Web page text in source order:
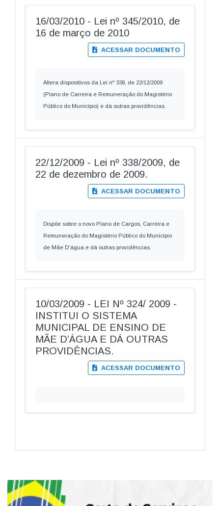
16/03/2010 - Lei nº 345/2010, de
16 de março de 2010
ACESSAR DOCUMENTO
Altera dispositivos da Lei nº 338, de 22/12/2009
(Plano de Carreira e Remuneração do Magistério
Público do Município) e dá outras providências.
22/12/2009 - Lei nº 338/2009, de
22 de dezembro de 2009.
ACESSAR DOCUMENTO
Dispõe sobre o novo Plano de Cargos, Carreira e
Remuneração do Magistério Público do Município
de Mãe D’água e dá outras providências.
10/03/2009 - LEI Nº 324/ 2009 -
INSTITUI O SISTEMA
MUNICIPAL DE ENSINO DE
MÃE D’ÁGUA E DÁ OUTRAS
PROVIDÊNCIAS.
ACESSAR DOCUMENTO